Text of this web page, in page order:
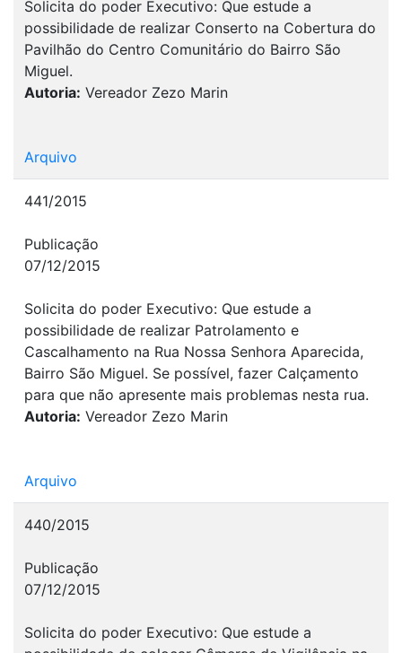
Solicita do poder Executivo: Que estude a
possibilidade de realizar Conserto na Cobertura do
Pavilhão do Centro Comunitário do Bairro São
Miguel.
Autoria: Vereador Zezo Marin
Arquivo
441/2015
Publicação
07/12/2015
Solicita do poder Executivo: Que estude a
possibilidade de realizar Patrolamento e
Cascalhamento na Rua Nossa Senhora Aparecida,
Bairro São Miguel. Se possível, fazer Calçamento
para que não apresente mais problemas nesta rua.
Autoria: Vereador Zezo Marin
Arquivo
440/2015
Publicação
07/12/2015
Solicita do poder Executivo: Que estude a